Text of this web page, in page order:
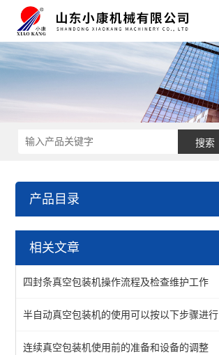
产品目录
小型真空包装机
相关文章
四封条真空包装机操作流程及检查维护工作
半自动真空包装机的使用可以按以下步骤进行
连续真空包装机使用前的准备和设备的调整